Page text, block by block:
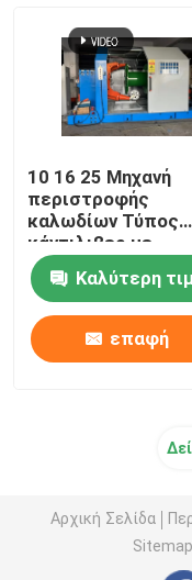
10 16 25 Μηχανή
περιστροφής
καλωδίων Τύπος
κάντιλιβερ με
μετατροπέα
Καλύτερη
επαφή
Αρχική Σελίδα
Sitemap